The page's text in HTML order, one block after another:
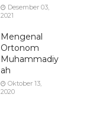
Desember 03,
2021
Mengenal
Ortonom
Muhammadiy
ah
Oktober 13,
2020